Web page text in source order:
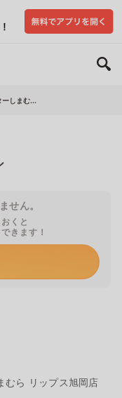
ーしまむ...
せん。
くと
きます！
むら リップス旭岡店